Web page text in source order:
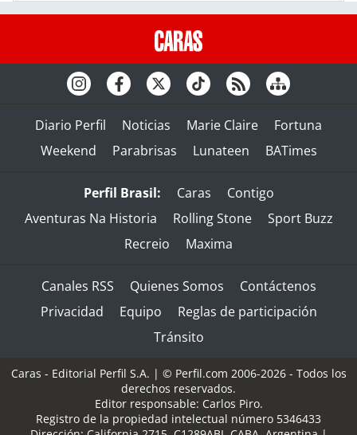
Diario Perfil Noticias Marie Claire
Fortuna
Weekend
Parabrisas Lunateen BATimes
Perfil Brasil: Caras
Contigo
Aventuras Na Historia
Rolling Stone
Sport Buzz
Recreio
Maxima
Canales RSS Quienes Somos
Contáctenos
Privacidad
Equipo
Reglas de participación
Tránsito
Caras - Editorial Perfil S.A. | © Perfil.com 2006-2026 - Todos los
derechos reservados.
Editor responsable: Carlos Piro.
Registro de la propiedad intelectual número 5346433